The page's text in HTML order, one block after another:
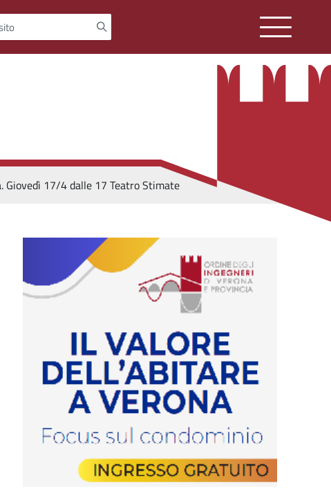
Giovedì 17/4 dalle 17 Teatro Stimate